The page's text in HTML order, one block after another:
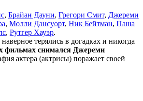
, Брайан Дауни, Грегори Смит, Джереми
, Молли Дансуорт, Ник Бейтман, Паша
, Рутгер Хауэр.
терялись в догадках и никогда
фильмах снимался Джереми
актера (актрисы) поражает своей